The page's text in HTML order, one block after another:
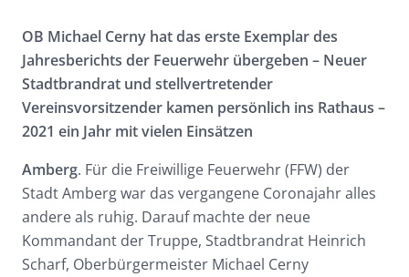
OB Michael Cerny hat das erste Exemplar des
Jahresberichts der Feuerwehr übergeben – Neuer
Stadtbrandrat und stellvertretender
Vereinsvorsitzender kamen persönlich ins Rathaus –
2021 ein Jahr mit vielen Einsätzen
Amberg. Für die Freiwillige Feuerwehr (FFW) der
Stadt Amberg war das vergangene Coronajahr alles
andere als ruhig. Darauf machte der neue
Kommandant der Truppe, Stadtbrandrat Heinrich
Scharf, Oberbürgermeister Michael Cerny